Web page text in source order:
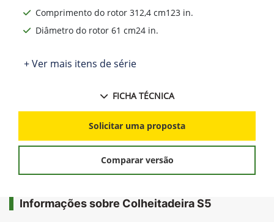
Comprimento do rotor 312,4 cm123 in.
Diâmetro do rotor 61 cm24 in.
+ Ver mais itens de série
FICHA TÉCNICA
Solicitar uma proposta
Comparar versão
Informações sobre Colheitadeira S5